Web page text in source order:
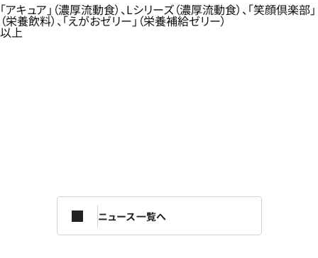
「アキュア」（濃厚流動食）、Lシリーズ（濃厚流動食）、「笑顔倶楽部」
（栄養飲料）、「えがおゼリー」（栄養補給ゼリー）
以上
ニュース一覧へ